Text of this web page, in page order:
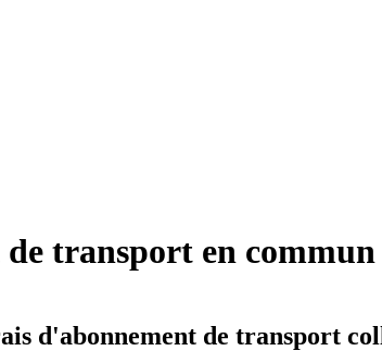
transport en commun
d'abonnement de transport